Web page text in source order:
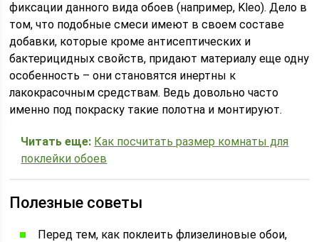
фиксации данного вида обоев (например, Kleo). Дело в
том, что подобные смеси имеют в своем составе
добавки, которые кроме антисептических и
бактерицидных свойств, придают материалу еще одну
особенность – они становятся инертны к
лакокрасочным средствам. Ведь довольно часто
именно под покраску такие полотна и монтируют.
Читать еще: Как посчитать размер комнаты для
поклейки обоев
Полезные советы
Перед тем, как поклеить флизелиновые обои,